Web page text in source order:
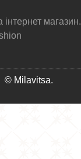
інтернет магазин.
© Milavitsa.